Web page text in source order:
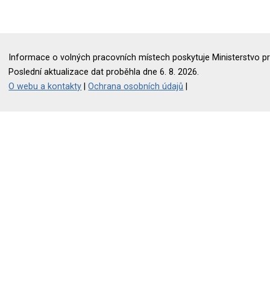
Informace o volných pracovních místech poskytuje Ministerstvo
Poslední aktualizace dat proběhla dne 6. 8. 2026.
O webu a kontakty |Ochrana osobních údajů